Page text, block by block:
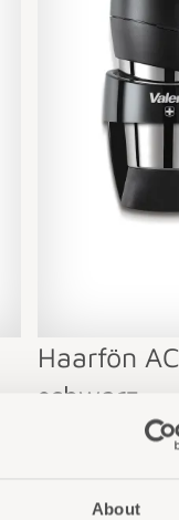
About
Haarfön
schwarz
1600W Wand-